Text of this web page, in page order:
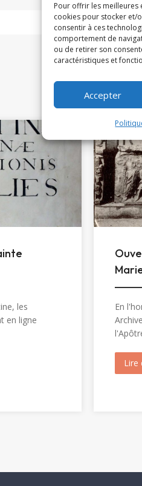
Pour offrir les meilleures
cookies pour stocker et/
consentir à ces
comportement de
ou de retirer son
caractéristiques et
Accepter
les
en ligne
et Vêpres de sainte Christine
En
Lire